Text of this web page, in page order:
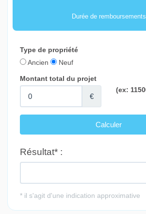
Durée de remboursements